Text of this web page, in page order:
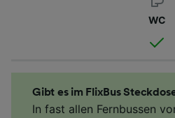
WC
Gibt es im FlixBus
In fast allen Fernbussen